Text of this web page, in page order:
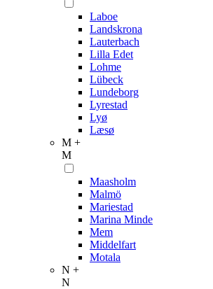
Laboe
Landskrona
Lauterbach
Lilla Edet
Lohme
Lübeck
Lundeborg
Lyrestad
Lyø
Læsø
M +
M
Maasholm
Malmö
Mariestad
Marina Minde
Mem
Middelfart
Motala
N +
N